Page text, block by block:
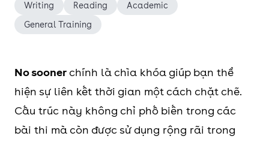
Writing Reading
Academic
General Training
No sooner chính là chìa khóa giúp bạn thể
hiện sự liên kết thời gian một cách chặt chẽ.
Cấu trúc này không chỉ phố biến trong các
bài thi mà còn được sử dụng rộng rãi trong